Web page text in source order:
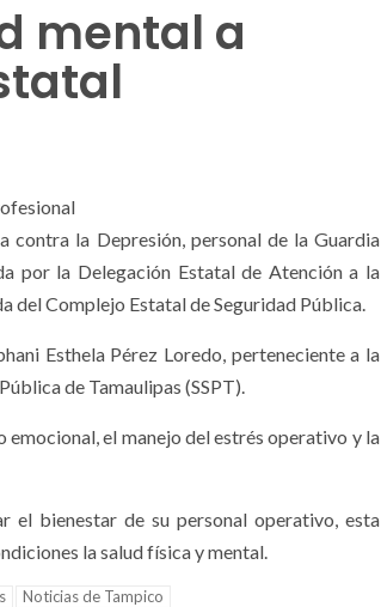
mental a
contra la Depresión, personal de la Guardia
por la Delegación Estatal de Atención a la
del Complejo Estatal de Seguridad Pública.
Esthela Pérez Loredo, perteneciente a la
de Tamaulipas (SSPT).
el manejo del estrés operativo y la
el bienestar de su personal operativo, esta
la salud física y mental.
Noticias de Tampico